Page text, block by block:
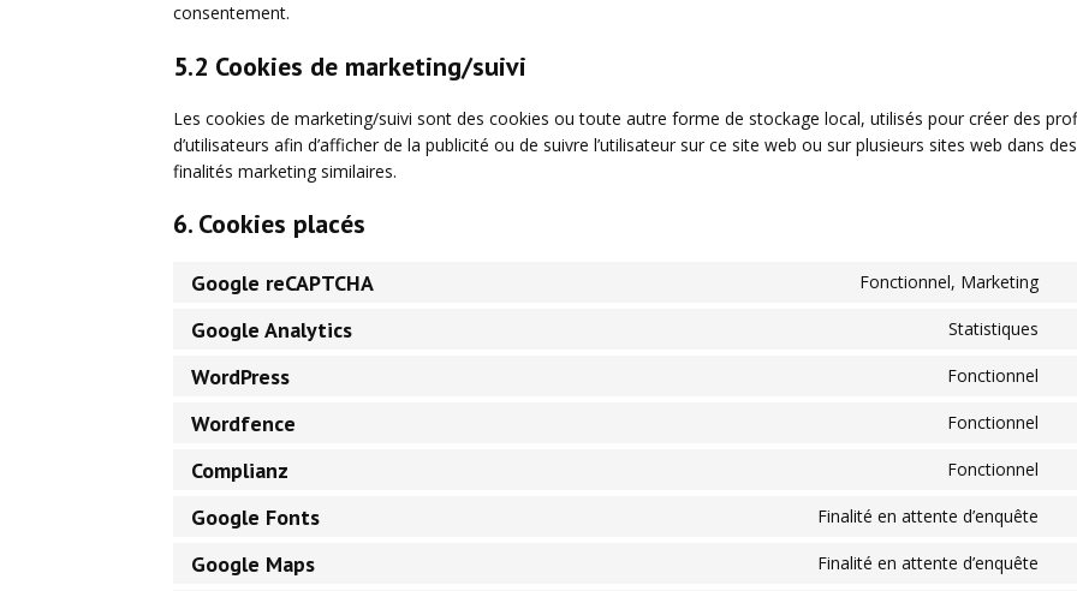
consentement.
5.2 Cookies de marketing/suivi
Les cookies de marketing/suivi sont des cookies ou toute autre forme de stockage local, utilisés pour créer des
d’utilisateurs afin d’afficher de la publicité ou de suivre l’utilisateur sur ce site web ou sur plusieurs sites web dans des
finalités marketing similaires.
6. Cookies placés
Google reCAPTCHA Fonctionnel, Marketing
Google Analytics Statistiques
WordPress Fonctionnel
Wordfence Fonctionnel
Complianz Fonctionnel
Google Fonts Finalité en attente d’enquête
Google Maps Finalité en attente d’enquête